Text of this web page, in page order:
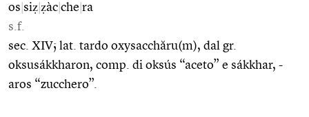
os siẓ ẓàc che ra
s.f.
sec. XIV; lat. tardo oxysacchăru(m), dal gr.
oksusákkharon, comp. di oksús “aceto” e sákkhar, -
aros “zucchero”.